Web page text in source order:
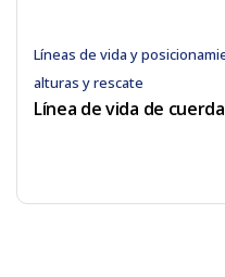
Líneas de vida y
alturas y rescate
Línea de vida de